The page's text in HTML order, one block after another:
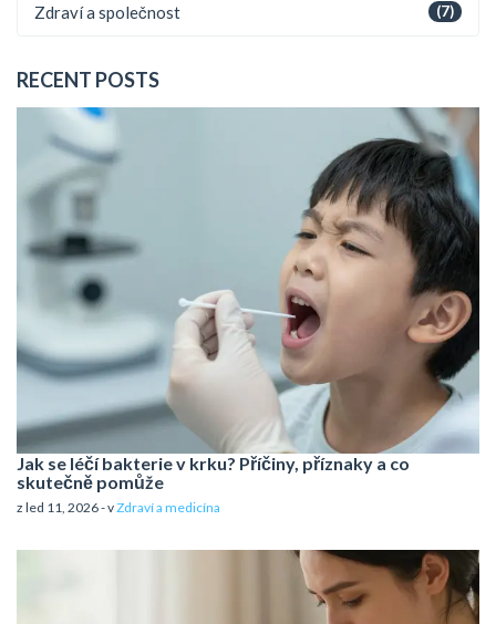
(7)
Zdraví a společnost
RECENT POSTS
Jak se léčí bakterie v krku? Příčiny, příznaky a co
skutečně pomůže
z led 11, 2026 - vZdraví a medicína